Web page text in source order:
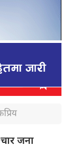
जना